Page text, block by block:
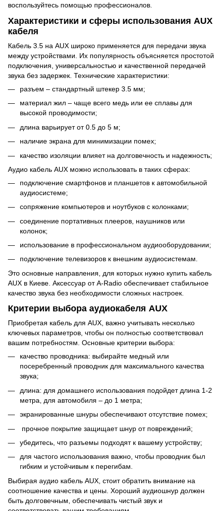
воспользуйтесь помощью профессионалов.
Характеристики и сферы использования AUX
кабеля
Кабель 3.5 на AUX широко применяется для передачи звука
между устройствами. Их популярность объясняется простотой
подключения, универсальностью и качественной передачей
звука без задержек. Технические характеристики:
разъем – стандартный штекер 3.5 мм;
материал жил – чаще всего медь или ее сплавы для
высокой проводимости;
длина варьирует от 0.5 до 5 м;
наличие экрана для минимизации помех;
качество изоляции влияет на долговечность и надежность;
Аудио кабель AUX можно использовать в таких сферах:
подключение смартфонов и планшетов к автомобильной
аудиосистеме;
сопряжение компьютеров и ноутбуков с колонками;
соединение портативных плееров, наушников или
колонок;
использование в профессиональном аудиооборудовании;
подключение телевизоров к внешним аудиосистемам.
Это основные направления, для которых нужно купить кабель
AUX в Киеве. Аксессуар от A-Radio обеспечивает стабильное
качество звука без необходимости сложных настроек.
Критерии выбора аудиокабеля AUX
Приобретая кабель для AUX, важно учитывать несколько
ключевых параметров, чтобы он полностью соответствовал
вашим потребностям. Основные критерии выбора:
качество проводника: выбирайте медный или
посеребренный проводник для максимального качества
звука;
длина: для домашнего использования подойдет длина 1-2
метра, для автомобиля – до 1 метра;
экранированные шнуры обеспечивают отсутствие помех;
прочное покрытие защищает шнур от повреждений;
убедитесь, что разъемы подходят к вашему устройству;
для частого использования важно, чтобы проводник был
гибким и устойчивым к перегибам.
Выбирая аудио кабель AUX, стоит обратить внимание на
соотношение качества и цены. Хороший аудиошнур должен
быть долговечным, обеспечивать чистый звук и